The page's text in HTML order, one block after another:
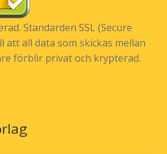
Standarden SSL (Secure
att all data som skickas mellan
förblir privat och krypterad.